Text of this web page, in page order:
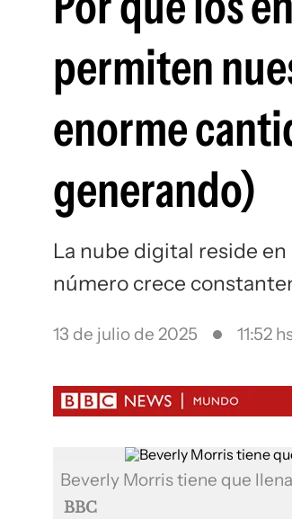
permiten
enorme
generando)
La nube digital reside
número crece
13 de julio de 2025 11:52
Beverly Morris tiene que
BBC